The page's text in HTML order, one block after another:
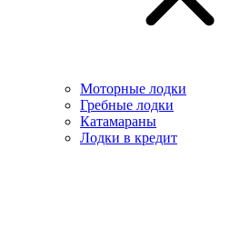
Моторные лодки
Гребные лодки
Катамараны
Лодки в кредит